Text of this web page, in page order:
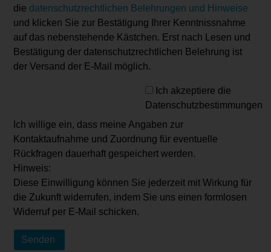
die datenschutzrechtlichen Belehrungen und Hinweise
und klicken Sie zur Bestätigung Ihrer Kenntnissnahme
auf das nebenstehende Kästchen. Erst nach Lesen und
Bestätigung der datenschutzrechtlichen Belehrung ist
der Versand der E-Mail möglich.
Ich akzeptiere die
Datenschutzbestimmungen
Ich willige ein, dass meine Angaben zur
Kontaktaufnahme und Zuordnung für eventuelle
Rückfragen dauerhaft gespeichert werden.
Hinweis:
Diese Einwilligung können Sie jederzeit mit Wirkung für
die Zukunft widerrufen, indem Sie uns einen formlosen
Widerruf per E-Mail schicken.